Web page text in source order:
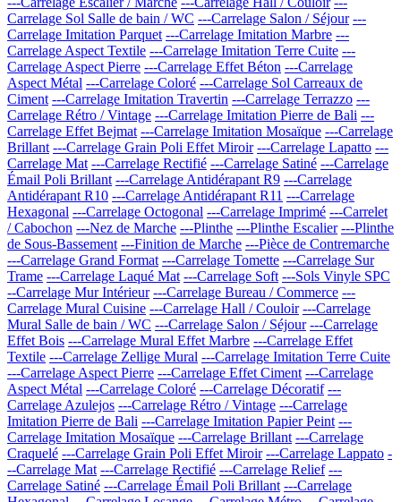
Carrelage Sol Salle de bain / WC ---Carrelage Salon / Séjour ---
Carrelage Imitation Parquet ---Carrelage Imitation Marbre ---
Carrelage Aspect Textile ---Carrelage Imitation Terre Cuite ---
Carrelage Aspect Pierre ---Carrelage Effet Béton ---Carrelage
Aspect Métal ---Carrelage Coloré ---Carrelage Sol Carreaux de
Ciment ---Carrelage Imitation Travertin ---Carrelage Terrazzo ---
Carrelage Rétro / Vintage ---Carrelage Imitation Pierre de Bali ---
Carrelage Effet Bejmat ---Carrelage Imitation Mosaïque ---Carrelage
Brillant ---Carrelage Grain Poli Effet Miroir ---Carrelage Lapatto ---
Carrelage Mat ---Carrelage Rectifié ---Carrelage Satiné ---Carrelage
Émail Poli Brillant ---Carrelage Antidérapant R9 ---Carrelage
Antidérapant R10 ---Carrelage Antidérapant R11 ---Carrelage
Hexagonal ---Carrelage Octogonal ---Carrelage Imprimé ---Carrelet
/ Cabochon ---Nez de Marche ---Plinthe ---Plinthe Escalier ---Plinthe
de Sous-Bassement ---Finition de Marche ---Pièce de Contremarche
---Carrelage Grand Format ---Carrelage Tomette ---Carrelage Sur
Trame ---Carrelage Laqué Mat ---Carrelage Soft ---Sols Vinyle SPC
--Carrelage Mur Intérieur ---Carrelage Bureau / Commerce ---
Carrelage Mural Cuisine ---Carrelage Hall / Couloir ---Carrelage
Mural Salle de bain / WC ---Carrelage Salon / Séjour ---Carrelage
Effet Bois ---Carrelage Mural Effet Marbre ---Carrelage Effet
Textile ---Carrelage Zellige Mural ---Carrelage Imitation Terre Cuite
---Carrelage Aspect Pierre ---Carrelage Effet Ciment ---Carrelage
Aspect Métal ---Carrelage Coloré ---Carrelage Décoratif ---
Carrelage Azulejos ---Carrelage Rétro / Vintage ---Carrelage
Imitation Pierre de Bali ---Carrelage Imitation Papier Peint ---
Carrelage Imitation Mosaïque ---Carrelage Brillant ---Carrelage
Craquelé ---Carrelage Grain Poli Effet Miroir ---Carrelage Lappato -
--Carrelage Mat ---Carrelage Rectifié ---Carrelage Relief ---
Carrelage Satiné ---Carrelage Émail Poli Brillant ---Carrelage